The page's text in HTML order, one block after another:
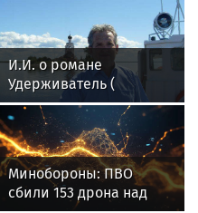
И.И. о романе
Удерживатель (
Удерживающий сейчас
) русского вологодского
писателя и поэта
Андрея Малышева (
роман опубликован в
2016 г. )
Минобороны: ПВО
сбили 153 дрона над